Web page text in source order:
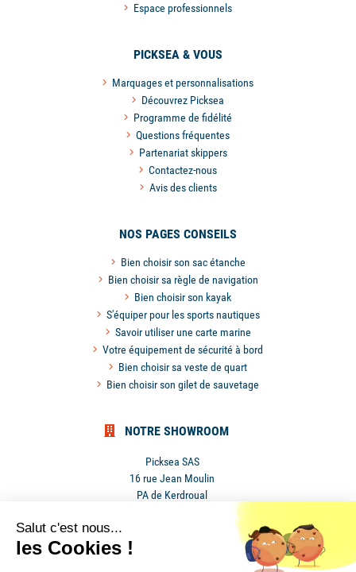
Espace professionnels
PICKSEA & VOUS
Marquages et personnalisations
Découvrez Picksea
Programme de fidélité
Questions fréquentes
Partenariat skippers
Contactez-nous
Avis des clients
NOS PAGES CONSEILS
Bien choisir son sac étanche
Bien choisir sa règle de navigation
Bien choisir son kayak
S'équiper pour les sports nautiques
Savoir utiliser une carte marine
Votre équipement de sécurité à bord
Bien choisir sa veste de quart
Bien choisir son gilet de sauvetage
NOTRE SHOWROOM
Picksea SAS
16 rue Jean Moulin
PA de Kerdroual
Salut c'est nous...
les Cookies !